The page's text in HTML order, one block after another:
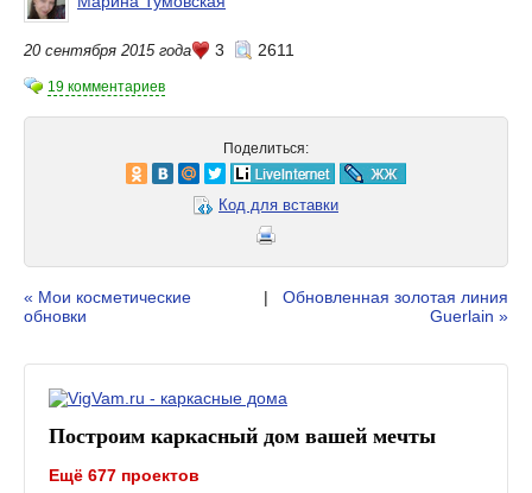
20 сентября 2015 года 3 2611
19 комментариев
Поделиться:
Код для вставки
« Мои косметические
обновки
|
Обновленная золотая линия
Guerlain »
Построим каркасный дом вашей мечты
Ещё 677 проектов